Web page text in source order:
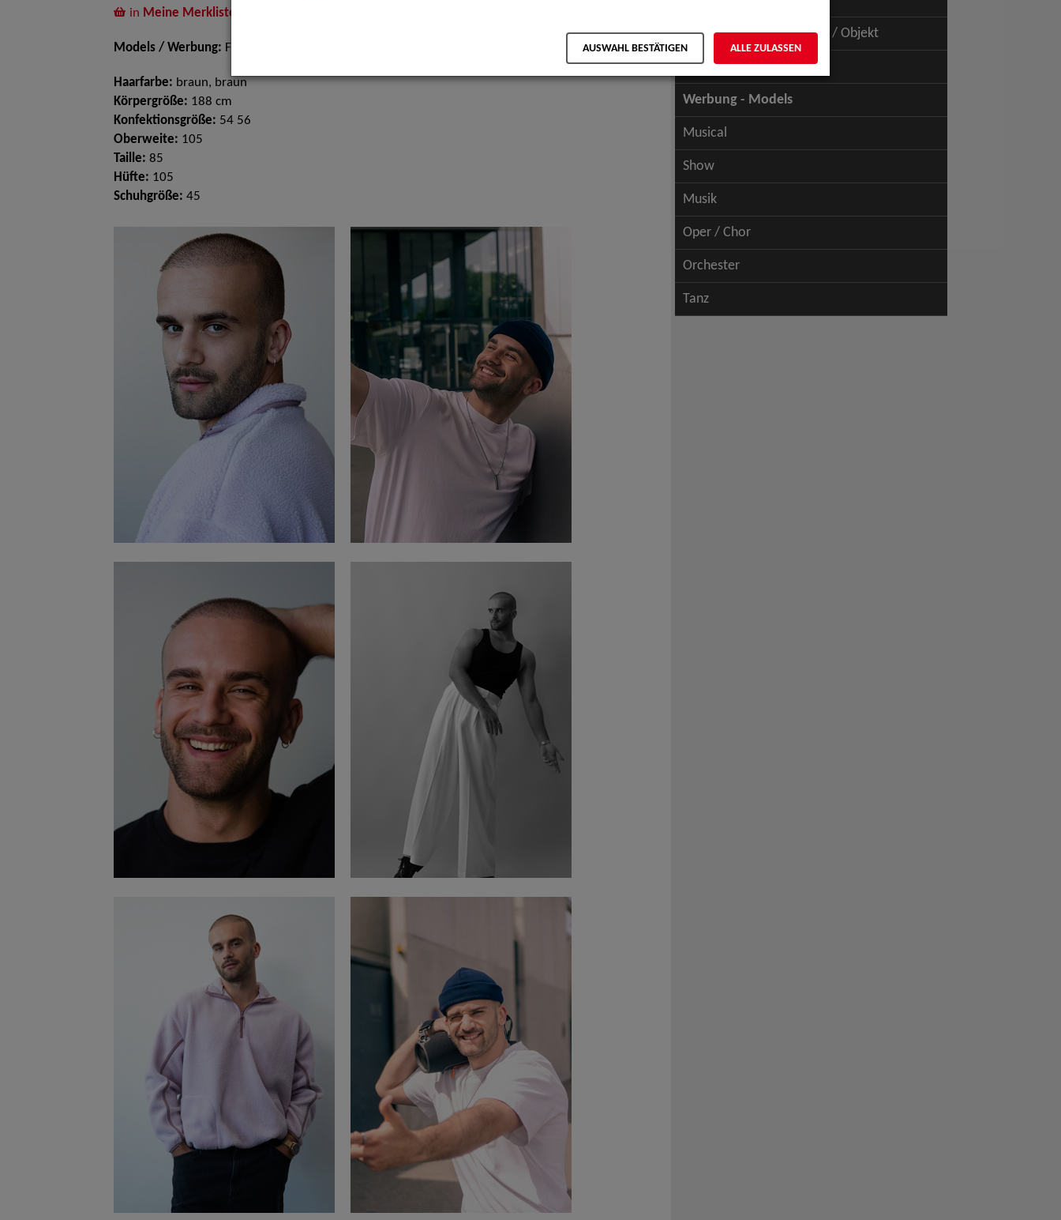
in Meine Merkliste
Models / Werbung: Fotomodell
Haarfarbe: braun, braun
Körpergröße: 188 cm
Konfektionsgröße: 54 56
Oberweite: 105
Taille: 85
Hüfte: 105
Schuhgröße: 45
Schauspiel - Figur / Puppe / Objekt
Werbung - Talents
Werbung - Models
Musical
Show
Musik
Oper / Chor
Orchester
Tanz
AUSWAHL BESTÄTIGEN ALLE ZULASSEN